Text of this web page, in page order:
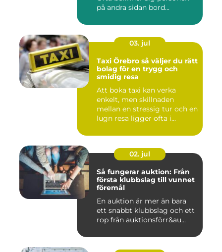
på andra sidan bord...
03. jul
Taxi Örebro så väljer du rätt
bolag för en trygg och
smidig resa
Att boka taxi kan verka
enkelt, men skillnaden
mellan en stressig tur och en
lugn resa ligger ofta i...
02. jul
Så fungerar auktion: Från
första klubbslag till vunnet
föremål
En auktion är mer än bara
ett snabbt klubbslag och ett
rop från auktionsförr&au...